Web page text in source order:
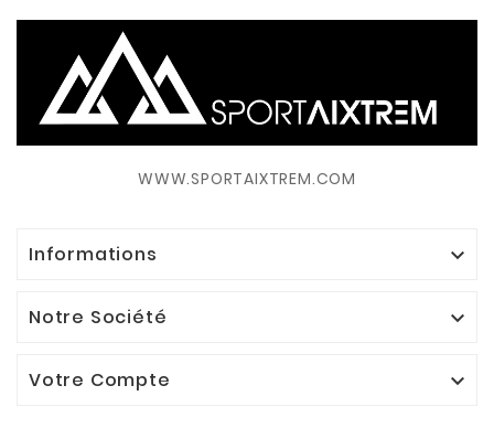
WWW.SPORTAIXTREM.COM
Informations 
Notre Société 
Votre Compte 